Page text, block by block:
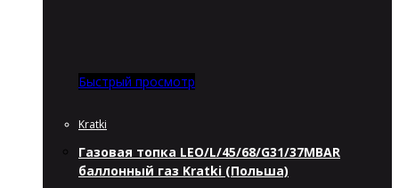
Быстрый просмотр
Kratki
Газовая топка LEO/L/45/68/G31/37MBAR
баллонный газ Kratki (Польша)